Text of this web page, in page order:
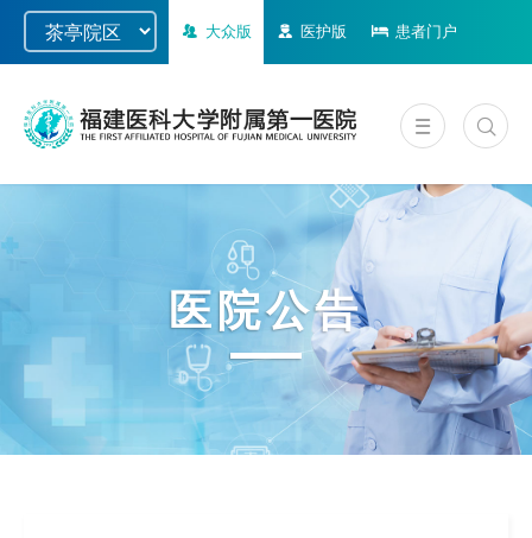
大众版 医护版 患者门户
医院公告